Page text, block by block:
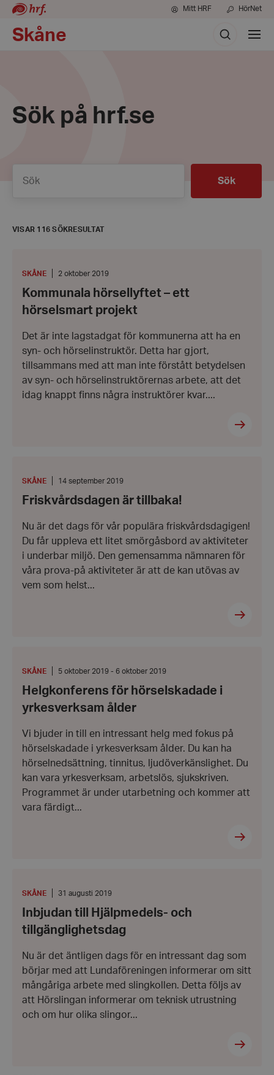
Mitt HRF HörNet
Skåne Sök
Visa
meny
Sök på hrf.se
Sök
VISAR 116 SÖKRESULTAT
hörselsmart
PLATS:
SKÅNE
Datum:
oktober
2 oktober 2019
Kommunala hörsellyftet – ett
hörselsmart projekt
Det är inte lagstadgat för kommunerna att ha en
syn- och hörselinstruktör. Detta har gjort,
tillsammans med att man inte förstått betydelsen
av syn- och hörselinstruktörernas arbete, att det
idag knappt finns några instruktörer kvar....
tillbaka!
PLATS:
SKÅNE
Datum:
september
14 september 2019
Friskvårdsdagen är tillbaka!
Nu är det dags för vår populära friskvårdsdagigen!
Du får uppleva ett litet smörgåsbord av aktiviteter
i underbar miljö. Den gemensamma nämnaren för
våra prova-på aktiviteter är att de kan utövas av
vem som helst...
hörselskadade
yrkesverksam
PLATS:
SKÅNE
Från:
oktober
-
oktober
2019
5 oktober 2019 - 6 oktober 2019
Helgkonferens för hörselskadade i
yrkesverksam ålder
Vi bjuder in till en intressant helg med fokus på
hörselskadade i yrkesverksam ålder. Du kan ha
hörselnedsättning, tinnitus, ljudöverkänslighet. Du
kan vara yrkesverksam, arbetslös, sjukskriven.
Programmet är under utarbetning och kommer att
vara färdigt...
Hjälpmedels-
tillgänglighetsdag
PLATS:
SKÅNE
Datum:
augusti
31 augusti 2019
Inbjudan till Hjälpmedels- och
tillgänglighetsdag
Nu är det äntligen dags för en intressant dag som
börjar med att Lundaföreningen informerar om sitt
mångåriga arbete med slingkollen. Detta följs av
att Hörslingan informerar om teknisk utrustning
och om hur olika slingor...